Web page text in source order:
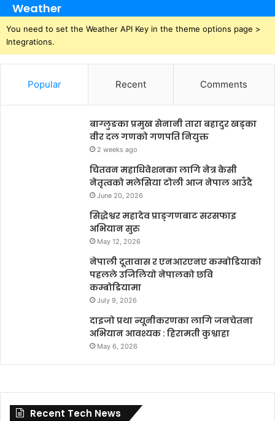
Weather
You need to set the Weather API Key in the theme options page >
Integrations.
Popular Recent Comments
बाग्लुङका प्रमुख सेनानी तारा बहादुर खड्का
वीर दल गणको गणपति नियुक्त
2 weeks ago
चितवन महाधिवेशनका लागि नेत्र केसी
नेतृत्वको मलेसिया टोली आज नेपाल आउँदै
June 20, 2026
सिद्धेश्वर महादेव प्राङ्गणबाट सरसफाइ
अभियान सुरु
May 12, 2026
नेपाली दूतावास र एनआरएनए कम्बोडियाको
पहलले उजिलियो नेपालको छवि
कम्बोडियामा
July 9, 2026
दाइजो प्रथा न्यूनीकरणका लागि जनचेतना
अभियान आवश्यक : हिरामती कुश्वाहा
May 6, 2026
Recent Tech News